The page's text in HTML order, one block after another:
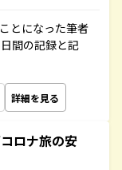
とになった筆者
間の記録と記
詳細を見る
ロナ旅の安